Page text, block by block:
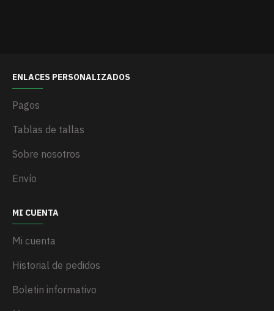
ENLACES PERSONALIZADOS
Pagos
Tablas de tallas
Sobre nosotros
Envío
MI CUENTA
Mi cuenta
Historial de pedidos
Boletin informativo